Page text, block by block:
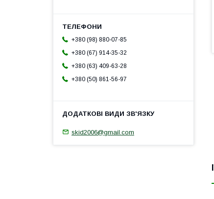
+380 (98) 880-07-85
+380 (67) 914-35-32
+380 (63) 409-63-28
+380 (50) 861-56-97
skid2006@gmail.com